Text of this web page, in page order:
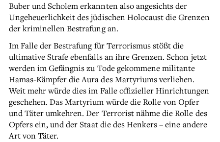
Buber und Scholem erkannten also angesichts der
Ungeheuerlichkeit des jüdischen Holocaust die Grenzen
der kriminellen Bestrafung an.
Im Falle der Bestrafung für Terrorismus stößt die
ultimative Strafe ebenfalls an ihre Grenzen. Schon jetzt
werden im Gefängnis zu Tode gekommene militante
Hamas-Kämpfer die Aura des Martyriums verliehen.
Weit mehr würde dies im Falle offizieller Hinrichtungen
geschehen. Das Martyrium würde die Rolle von Opfer
und Täter umkehren. Der Terrorist nähme die Rolle des
Opfers ein, und der Staat die des Henkers – eine andere
Art von Täter.